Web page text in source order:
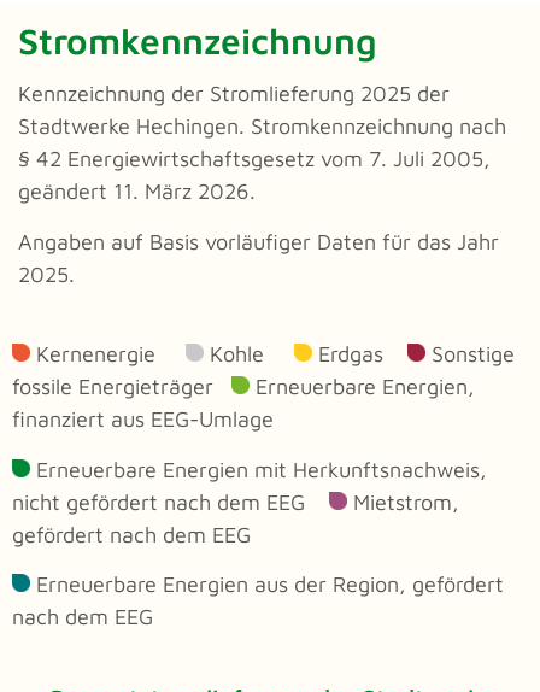
Stromkennzeichnung
Kennzeichnung der Stromlieferung 2025 der
Stadtwerke Hechingen. Stromkennzeichnung nach
§ 42 Energiewirtschaftsgesetz vom 7. Juli 2005,
geändert 11. März 2026.
Angaben auf Basis vorläufiger Daten für das Jahr
2025.
Kernenergie Kohle Erdgas
Sonstige
fossile Energieträger
Erneuerbare Energien,
finanziert aus EEG-Umlage
Erneuerbare Energien mit Herkunftsnachweis,
nicht gefördert nach dem EEG
Mietstrom,
gefördert nach dem EEG
Erneuerbare Energien aus der Region, gefördert
nach dem EEG